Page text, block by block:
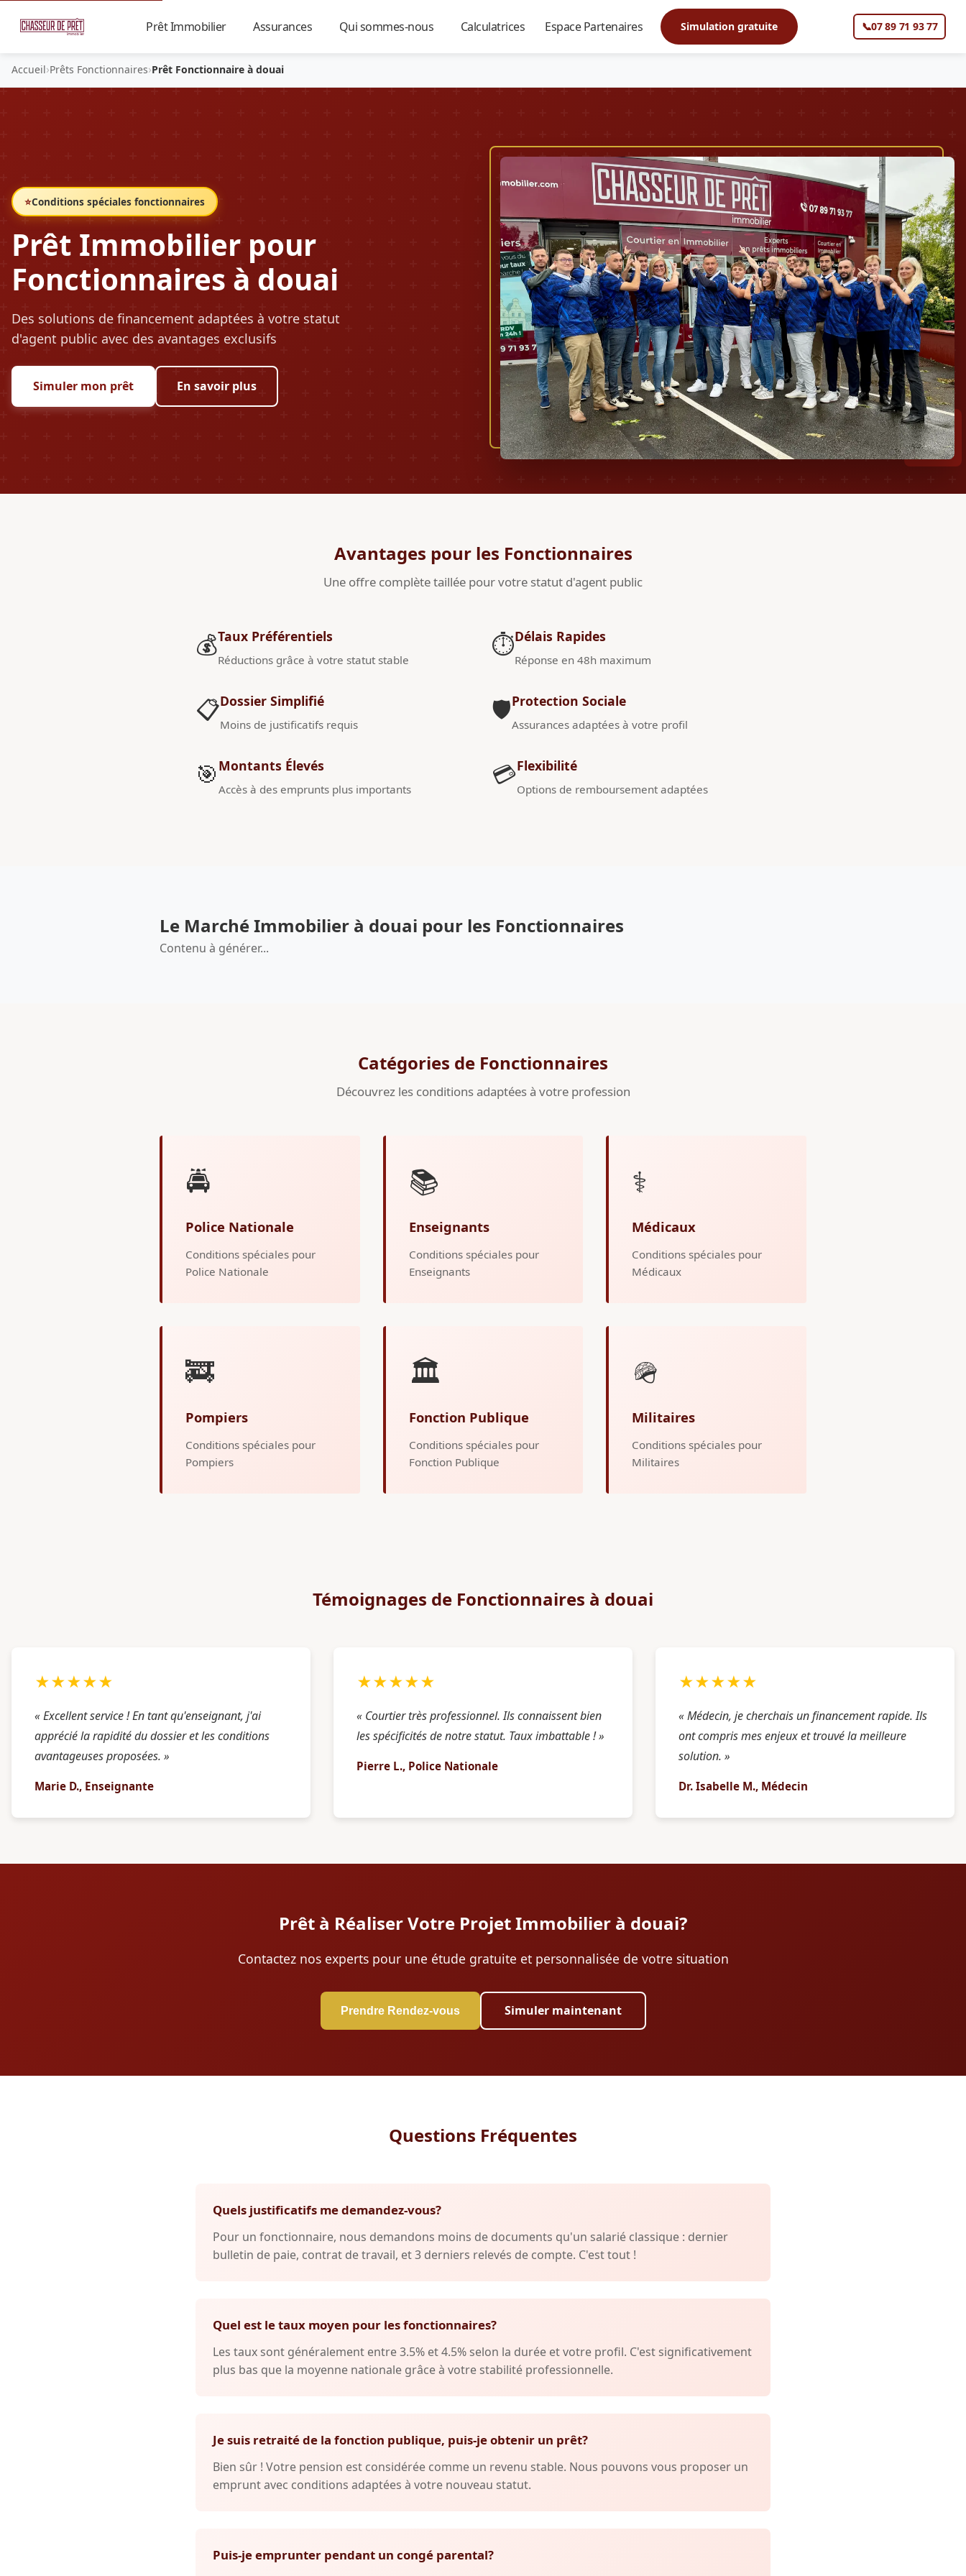
Prêt Immobilier Assurances Qui sommes-nous Calculatrices Espace Partenaires Simulation gratuite 📞07 89 71 93 77
Accueil›Prêts Fonctionnaires›Prêt Fonctionnaire à douai
⭐Conditions spéciales fonctionnaires
Prêt Immobilier pour
Fonctionnaires à douai
Des solutions de financement adaptées à votre statut
d'agent public avec des avantages exclusifs
Simuler mon prêt En savoir plus
Avantages pour les Fonctionnaires
Une offre complète taillée pour votre statut d'agent public
💰Taux Préférentiels
Réductions grâce à votre statut stable
📋Dossier Simplifié
Moins de justificatifs requis
🎯 Montants Élevés
Accès à des emprunts plus importants
⏱️Délais Rapides
Réponse en 48h maximum
🛡️Protection Sociale
Assurances adaptées à votre profil
💳Flexibilité
Options de remboursement adaptées
Le Marché Immobilier à douai pour les Fonctionnaires
Contenu à générer...
Catégories de Fonctionnaires
Découvrez les conditions adaptées à votre profession
🚔
Police Nationale
Conditions spéciales pour
Police Nationale
📚
Enseignants
Conditions spéciales pour
Enseignants
⚕️
Médicaux
Conditions spéciales pour
Médicaux
🚒
Pompiers
Conditions spéciales pour
Pompiers
🏛️
Fonction Publique
Conditions spéciales pour
Fonction Publique
🪖
Militaires
Conditions spéciales pour
Militaires
Témoignages de Fonctionnaires à douai
★★★★★
« Excellent service ! En tant qu'enseignant, j'ai
apprécié la rapidité du dossier et les conditions
avantageuses proposées. »
Marie D., Enseignante
★★★★★
« Courtier très professionnel. Ils connaissent bien
les spécificités de notre statut. Taux imbattable ! »
Pierre L., Police Nationale
★★★★★
« Médecin, je cherchais un financement rapide. Ils
ont compris mes enjeux et trouvé la meilleure
solution. »
Dr. Isabelle M., Médecin
Prêt à Réaliser Votre Projet Immobilier à douai?
Contactez nos experts pour une étude gratuite et personnalisée de votre situation
Prendre Rendez-vous Simuler maintenant
Questions Fréquentes
Quels justificatifs me demandez-vous?
Pour un fonctionnaire, nous demandons moins de documents qu'un salarié classique : dernier
bulletin de paie, contrat de travail, et 3 derniers relevés de compte. C'est tout !
Quel est le taux moyen pour les fonctionnaires?
Les taux sont généralement entre 3.5% et 4.5% selon la durée et votre profil. C'est significativement
plus bas que la moyenne nationale grâce à votre stabilité professionnelle.
Je suis retraité de la fonction publique, puis-je obtenir un prêt?
Bien sûr ! Votre pension est considérée comme un revenu stable. Nous pouvons vous proposer un
emprunt avec conditions adaptées à votre nouveau statut.
Puis-je emprunter pendant un congé parental?